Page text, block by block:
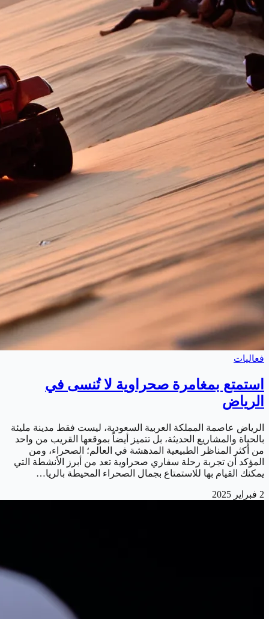
فعاليات
استمتع بمغامرة صحراوية لا تُنسى في
الرياض
الرياض عاصمة المملكة العربية السعودية، ليست فقط مدينة مليئة
بالحياة والمشاريع الحديثة، بل تتميز أيضاً بموقعها القريب من واحد
من أكثر المناظر الطبيعية المدهشة في العالم؛ الصحراء، ومن
المؤكد أن تجربة رحلة سفاري صحراوية تعد من أبرز الأنشطة التي
يمكنك القيام بها للاستمتاع بجمال الصحراء المحيطة بالريا…
2 فبراير 2025